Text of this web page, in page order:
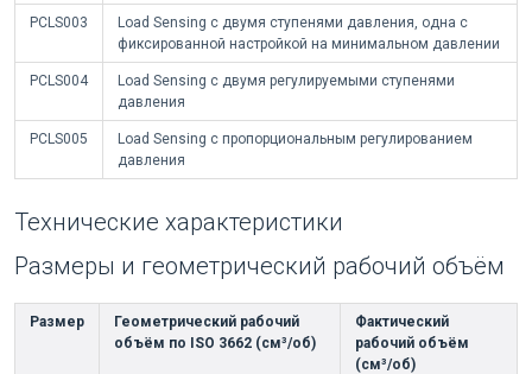
PCLS003
Load Sensing с двумя ступенями давления, одна с
фиксированной настройкой на минимальном давлении
PCLS004
Load Sensing с двумя регулируемыми ступенями
давления
PCLS005
Load Sensing с пропорциональным регулированием
давления
Технические характеристики
Размеры и геометрический рабочий объём
Размер
Геометрический рабочий
объём по ISO 3662 (см³/об)
Фактический
рабочий объём
(см³/об)